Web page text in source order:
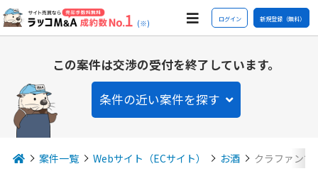
(※) ログイン 新規登録（無料）
この案件は交渉の受付を終了しています。
条件の近い案件を探す
案件一覧 Webサイト（ECサイト） お酒 クラファン